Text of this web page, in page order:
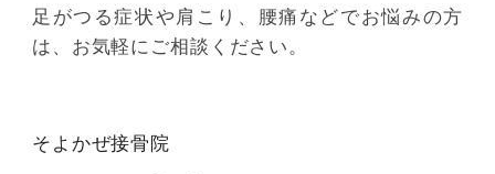
足がつる症状や肩こり、腰痛などでお悩みの方
は、お気軽にご相談ください。
そよかぜ接骨院